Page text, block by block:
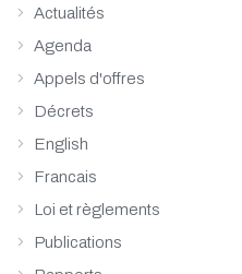
Actualités
Agenda
Appels d'offres
Décrets
English
Francais
Loi et règlements
Publications